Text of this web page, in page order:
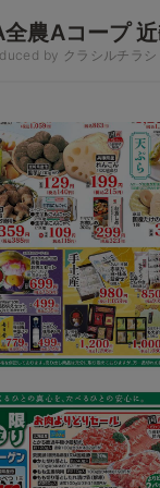
農Aコープ
by クラシルチラシ